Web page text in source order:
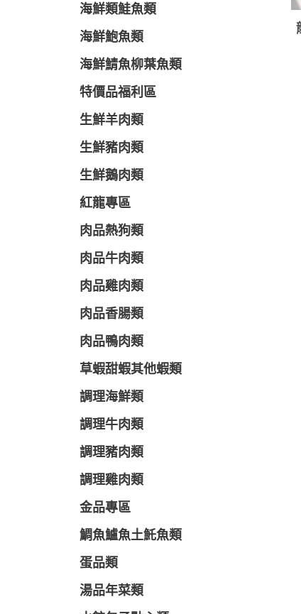
海鮮類鮭魚類
海鮮鮑魚類
海鮮鯖魚柳葉魚類
特價品福利區
生鮮羊肉類
生鮮豬肉類
生鮮鵝肉類
紅龍專區
肉品熱狗類
肉品牛肉類
肉品雞肉類
肉品香腸類
肉品鴨肉類
草蝦甜蝦其他蝦類
調理海鮮類
調理牛肉類
調理豬肉類
調理雞肉類
金品專區
鯛魚鱸魚土魠魚類
蛋品類
湯品年菜類